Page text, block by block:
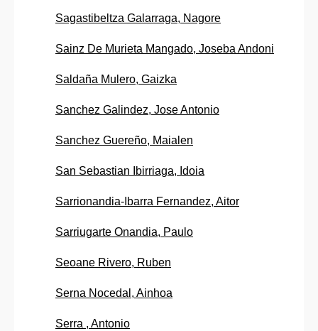
Sagastibeltza Galarraga, Nagore
Sainz De Murieta Mangado, Joseba Andoni
Saldaña Mulero, Gaizka
Sanchez Galindez, Jose Antonio
Sanchez Guereño, Maialen
San Sebastian Ibirriaga, Idoia
Sarrionandia-Ibarra Fernandez, Aitor
Sarriugarte Onandia, Paulo
Seoane Rivero, Ruben
Serna Nocedal, Ainhoa
Serra , Antonio